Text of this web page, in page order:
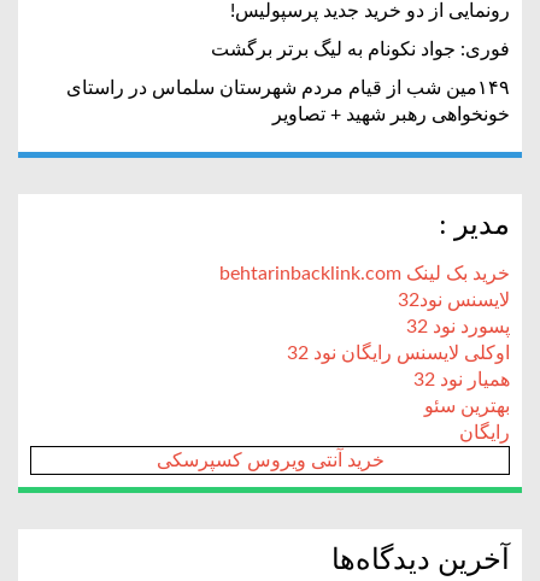
رونمایی از دو خرید جدید پرسپولیس!
فوری: جواد نکونام به لیگ برتر برگشت
۱۴۹مین شب از قیام مردم شهرستان سلماس در راستای
خونخواهی رهبر شهید + تصاویر
مدیر :
خرید بک لینک behtarinbacklink.com
لایسنس نود32
پسورد نود 32
اوکلی لایسنس رایگان نود 32
همیار نود 32
بهترین سئو
رایگان
خرید آنتی ویروس کسپرسکی
آخرین دیدگاه‌ها